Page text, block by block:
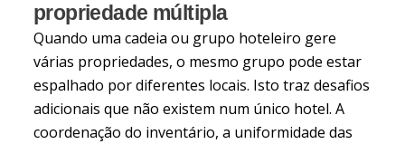
propriedade múltipla
Quando uma cadeia ou grupo hoteleiro gere
várias propriedades, o mesmo grupo pode estar
espalhado por diferentes locais. Isto traz desafios
adicionais que não existem num único hotel. A
coordenação do inventário, a uniformidade das